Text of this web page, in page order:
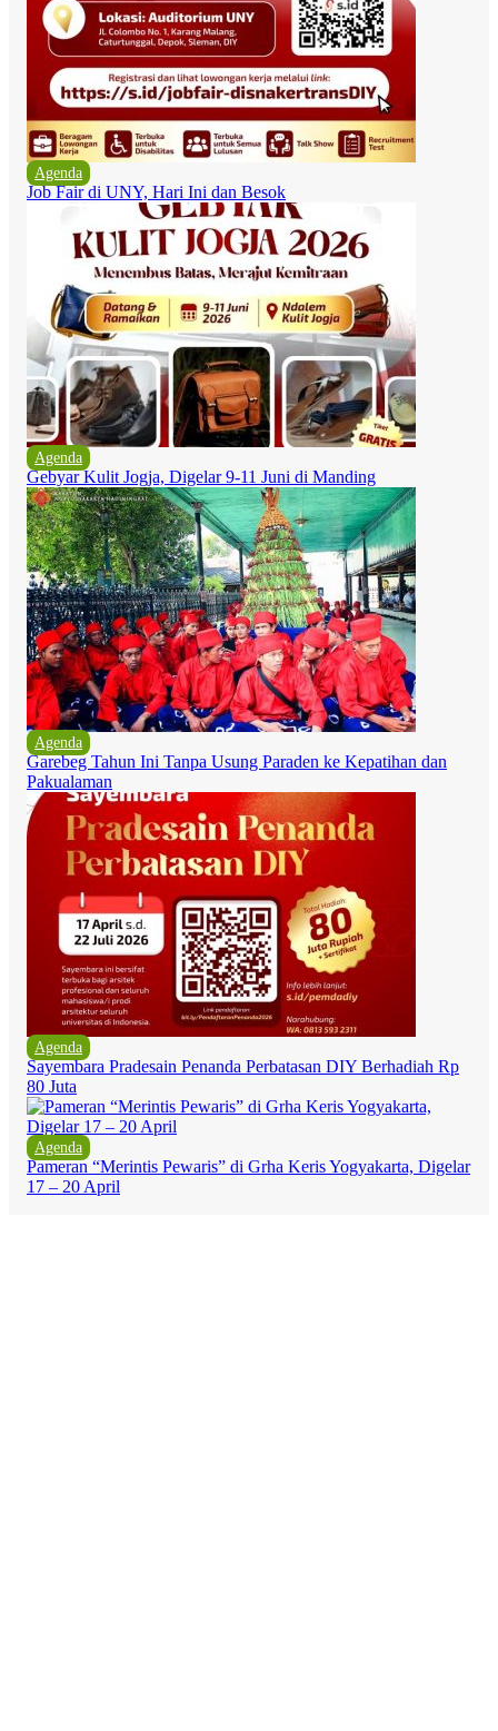
Agenda
Job Fair di UNY, Hari Ini dan Besok
Agenda
Gebyar Kulit Jogja, Digelar 9-11 Juni di Manding
Agenda
Garebeg Tahun Ini Tanpa Usung Paraden ke Kepatihan dan
Pakualaman
Agenda
Sayembara Pradesain Penanda Perbatasan DIY Berhadiah Rp
80 Juta
Agenda
Pameran “Merintis Pewaris” di Grha Keris Yogyakarta, Digelar
17 – 20 April